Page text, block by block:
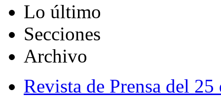
Lo último
Secciones
Archivo
Revista de Prensa del